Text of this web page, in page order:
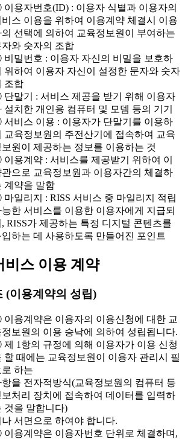
용자번호(ID) : 이용자 식별과 이용자의
비스 이용을 위하여 이용계약 체결시 이용
의 선택에 의하여 교육정보원이 부여하는
자와 숫자의 조합
밀번호 : 이용자 자신의 비밀을 보호하
위하여 이용자 자신이 설정한 문자와 숫자
조합
말기 : 서비스 제공을 받기 위해 이용자
설치한 개인용 컴퓨터 및 모뎀 등의 기기
비스 이용 : 이용자가 단말기를 이용하
교육정보원의 주전산기에 접속하여 교육
보원이 제공하는 정보를 이용하는 것
용계약 : 서비스를 제공받기 위하여 이
관으로 교육정보원과 이용자간의 체결하
계약을 말함
일리지 : RISS 서비스 중 마일리지 적립
능한 서비스를 이용한 이용자에게 지급되
, RISS가 제공하는 특정 디지털 콘텐츠를
입하는 데 사용하도록 만들어진 포인트
비스 이용 계약
(이용계약의 성립)
용계약은 이용자의 이용신청에 대한 교
정보원의 이용 승낙에 의하여 성립됩니다.
1항의 규정에 의해 이용자가 이용 신청
할 때에는 교육정보원이 이용자 관리시 필
로 하는
항을 전자적방식(교육정보원의 컴퓨터 등
보처리 장치에 접속하여 데이터를 입력하
것을 말합니다)
나 서면으로 하여야 합니다.
용계약은 이용자번호 단위로 체결하며,